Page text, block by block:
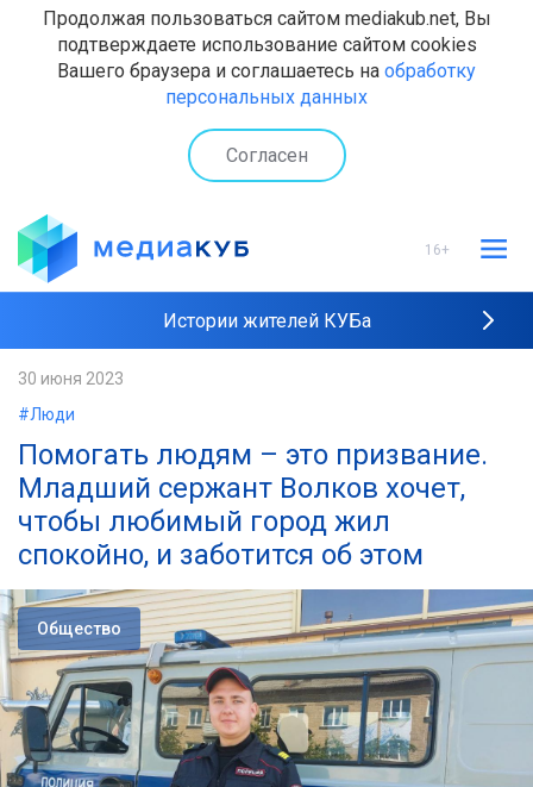
Продолжая пользоваться сайтом mediakub.net, Вы
подтверждаете использование сайтом cookies
Вашего браузера и соглашаетесь на обработку
персональных данных
Согласен
16+
Истории жителей КУБа
30 июня 2023
#Люди
Помогать людям – это призвание.
Младший сержант Волков хочет,
чтобы любимый город жил
спокойно, и заботится об этом
Общество